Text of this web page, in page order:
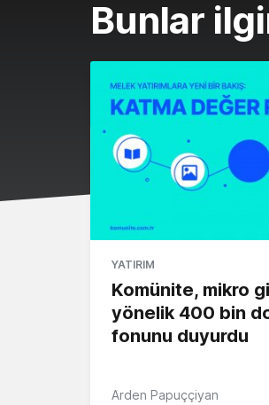
Bunlar
YATIRIM
Komünite, mikro
yönelik 400 bin
fonunu duyurdu
Arden Papuççiyan